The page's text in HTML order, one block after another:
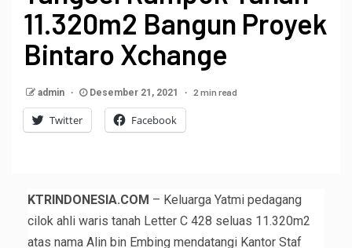
11.320m2 Bangun Proyek
Bintaro Xchange
admin Desember 21, 2021 2 min read
Twitter Facebook
KTRINDONESIA.COM – Keluarga Yatmi pedagang
cilok ahli waris tanah Letter C 428 seluas 11.320m2
atas nama Alin bin Embing mendatangi Kantor Staf